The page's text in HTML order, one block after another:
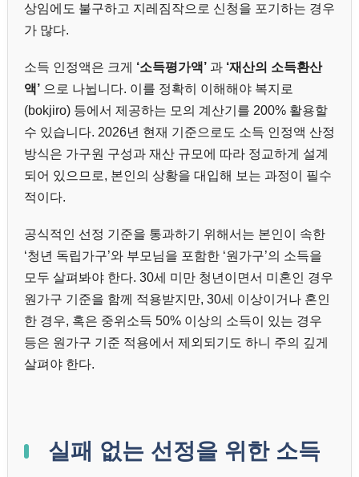
상임에도 불구하고 지레짐작으로 신청을 포기하는 경우
가 많다.
소득 인정액은 크게 ‘소득평가액’ 과 ‘재산의 소득환산
액’ 으로 나뉩니다. 이를 정확히 이해해야 복지로
(bokjiro) 등에서 제공하는 모의 계산기를 200% 활용할
수 있습니다. 2026년 현재 기준으로도 소득 인정액 산정
방식은 가구원 구성과 재산 규모에 따라 정교하게 설계
되어 있으므로, 본인의 상황을 대입해 보는 과정이 필수
적이다.
공식적인 선정 기준을 통과하기 위해서는 본인이 속한
‘청년 독립가구’와 부모님을 포함한 ‘원가구’의 소득을
모두 살펴봐야 한다. 30세 미만 청년이면서 미혼인 경우
원가구 기준을 함께 적용받지만, 30세 이상이거나 혼인
한 경우, 혹은 중위소득 50% 이상의 소득이 있는 경우
등은 원가구 기준 적용에서 제외되기도 하니 주의 깊게
살펴야 한다.
실패 없는 선정을 위한 소득